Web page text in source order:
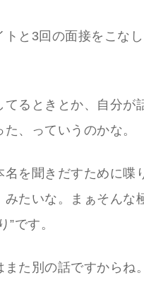
と3回の面接をこな
るときとか、自分が
、っていうのかな。
を聞きだすために喋
たいな。まぁそんな
”です。
また別の話ですからね